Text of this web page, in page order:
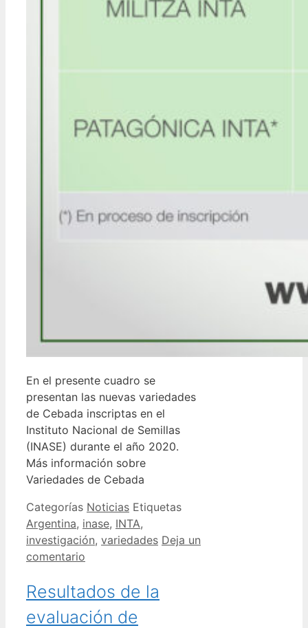
En el presente cuadro se
presentan las nuevas variedades
de Cebada inscriptas en el
Instituto Nacional de Semillas
(INASE) durante el año 2020.
Más información sobre
Variedades de Cebada
Categorías Noticias Etiquetas
Argentina, inase, INTA,
investigación, variedades Deja un
comentario
Resultados de la
evaluación de